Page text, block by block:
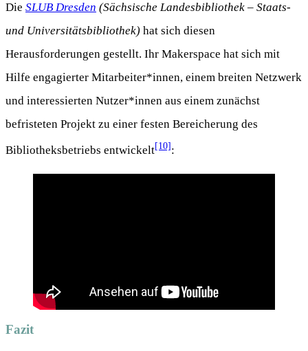
Die SLUB Dresden (Sächsische Landesbibliothek – Staats-
und Universitätsbibliothek) hat sich diesen
Herausforderungen gestellt. Ihr Makerspace hat sich mit
Hilfe engagierter Mitarbeiter*innen, einem breiten Netzwerk
und interessierten Nutzer*innen aus einem zunächst
befristeten Projekt zu einer festen Bereicherung des
Bibliotheksbetriebs entwickelt[10]:
Fazit